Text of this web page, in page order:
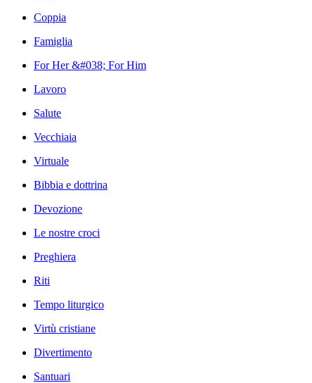
Coppia
Famiglia
For Her &#038; For Him
Lavoro
Salute
Vecchiaia
Virtuale
Bibbia e dottrina
Devozione
Le nostre croci
Preghiera
Riti
Tempo liturgico
Virtù cristiane
Divertimento
Santuari